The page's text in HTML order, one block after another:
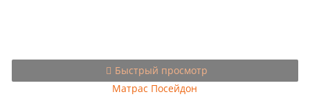
Быстрый просмотр
Матрас Посейдон